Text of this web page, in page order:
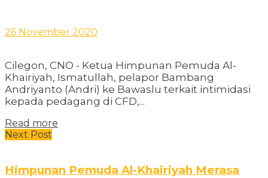
26 November 2020
Cilegon, CNO - Ketua Himpunan Pemuda Al-
Khairiyah, Ismatullah, pelapor Bambang
Andriyanto (Andri) ke Bawaslu terkait intimidasi
kepada pedagang di CFD,...
Read more
Next Post
Himpunan Pemuda Al-Khairiyah Merasa